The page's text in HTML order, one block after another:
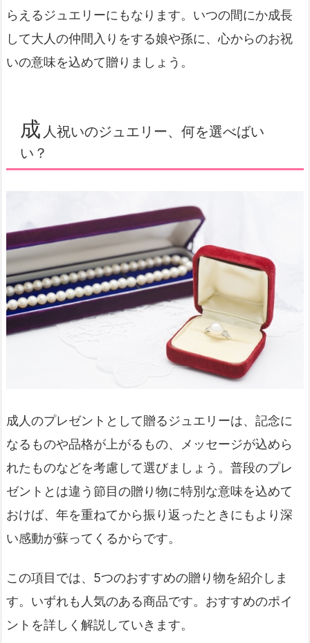
らえるジュエリーにもなります。いつの間にか成長
して大人の仲間入りをする娘や孫に、心からのお祝
いの意味を込めて贈りましょう。
成 人祝いのジュエリー、何を選べばい
い？
成人のプレゼントとして贈るジュエリーは、記念に
なるものや品格が上がるもの、メッセージが込めら
れたものなどを考慮して選びましょう。普段のプレ
ゼントとは違う節目の贈り物に特別な意味を込めて
おけば、年を重ねてから振り返ったときにもより深
い感動が蘇ってくるからです。
この項目では、5つのおすすめの贈り物を紹介しま
す。いずれも人気のある商品です。おすすめのポイ
ントを詳しく解説していきます。